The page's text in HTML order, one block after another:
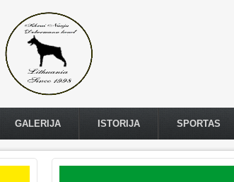
GALERIJA ISTORIJA SPORTAS